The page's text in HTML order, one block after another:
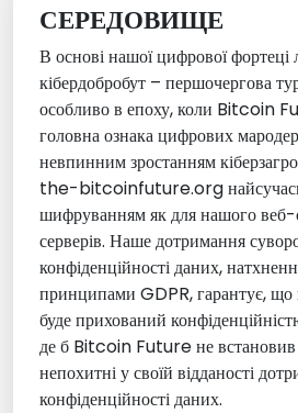
СЕРЕДОВИЩЕ
В основі нашої цифрової
кібердобробут – першочергова
особливо в епоху, коли Bitcoin
головна ознака цифрових
невпинним зростанням
the-bitcoinfuture.org
шифруванням як для нашого веб-
серверів. Наше дотримання
конфіденційності даних,
принципами GDPR, гарантує,
буде прихований
де б Bitcoin Future не встановив
непохитні у своїй відданості
конфіденційності даних.